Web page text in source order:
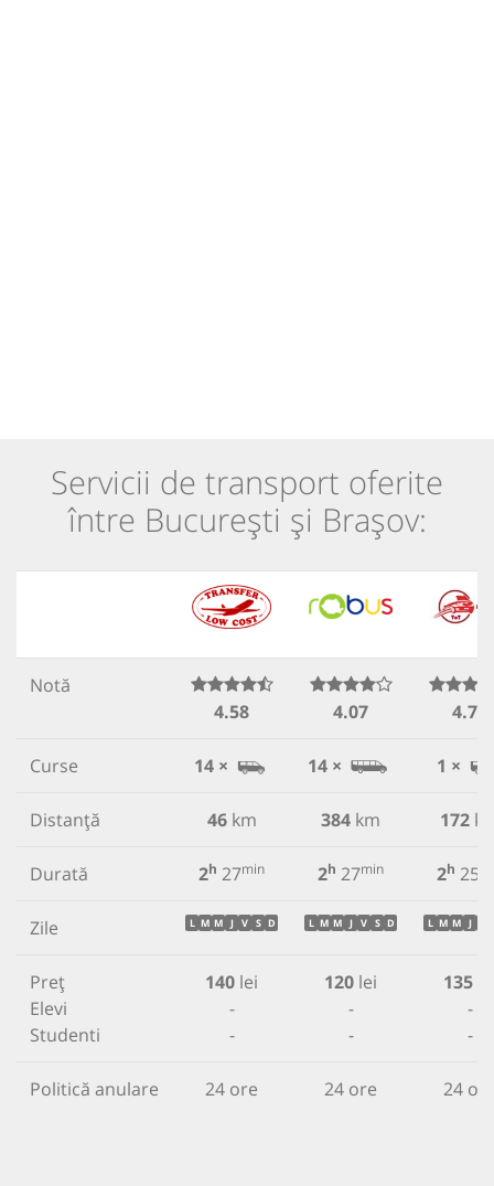
Servicii de transport oferite
între București și Brașov:
Notă
4.58
4.07 4.78
Curse 14 × 14 × 1 ×
Distanță 46km 384 km 172
Durată 2h 27min 2h 27min 2h 25
Zile L M M J V S D L M M J V S D L M M J
Preț
Elevi
Studenti
140 lei
-
-
120 lei
-
-
135
-
-
Politică anulare 24 ore 24 ore 24